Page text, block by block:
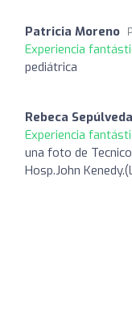
Patricia Moreno
Experiencia
pediátrica
Rebeca
Experiencia
una foto de
Hosp.John